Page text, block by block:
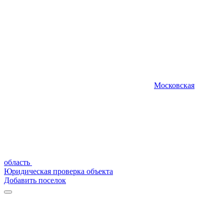
Московская
область
Юридическая проверка объекта
Добавить поселок